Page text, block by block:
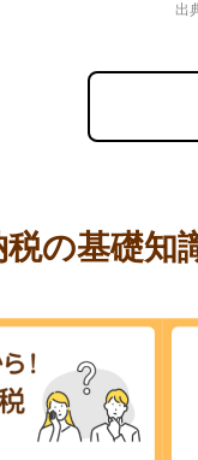
ふりかけ グ
出
の基礎知